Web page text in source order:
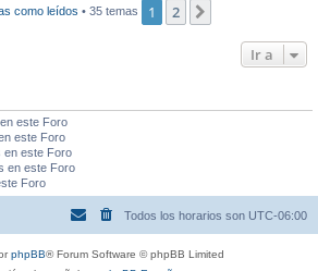
como leídos • 35 temas 1 2
Ir a
este Foro
este Foro
en este Foro
en este Foro
Foro
Todos los horarios son UTC-06:00
phpBB® Forum Software © phpBB Limited